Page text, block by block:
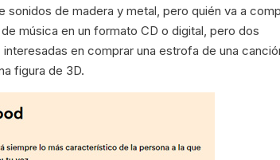
sonidos de madera y metal, pero quién va a
música en un formato CD o digital, pero dos
en comprar una estrofa de una
figura de 3D.